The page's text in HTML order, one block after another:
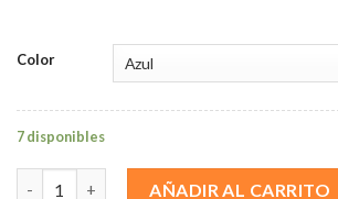
Color
7 disponibles
AÑADIR AL CARRITO